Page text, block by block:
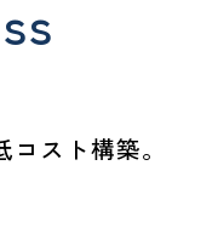
スト構築。